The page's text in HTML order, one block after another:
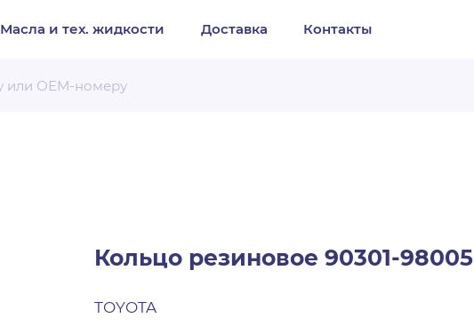
Масла и тех. жидкости Доставка Контакты
Кольцо резиновое 90301-98005
TOYOTA